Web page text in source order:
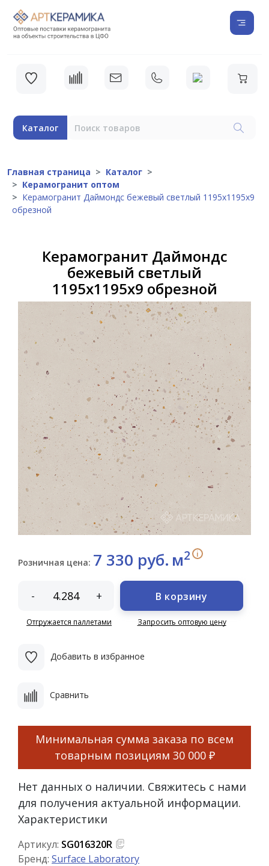
Каталог
Главная страница
Каталог
Керамогранит оптом
Керамогранит Даймондс бежевый светлый 1195х1195х9
обрезной
Керамогранит Даймондс
бежевый светлый
1195х1195х9 обрезной
Розничная цена: 7 330 руб. м2 i
- +
Отгружается паллетами
В корзину
Запросить оптовую цену
Добавить в избранное
Сравнить
Минимальная сумма заказа по всем
товарным позициям 30 000 ₽
Нет данных о наличии. Свяжитесь с нами
для получения актуальной информации.
Характеристики
Артикул: SG016320R
Бренд: Surface Laboratory